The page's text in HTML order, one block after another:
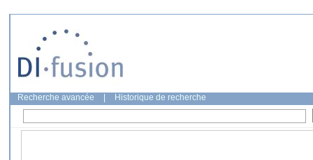
Recherche avancée Historique de recherche